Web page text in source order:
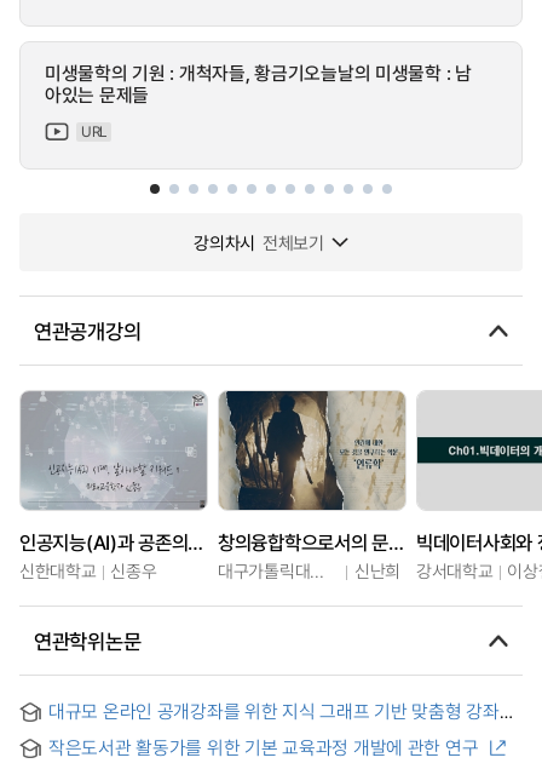
미생물학의 기원 : 개척자들, 황금기오늘날의 미생물학 : 남
아있는 문제들
URL
강의차시 전체보기
연관공개강의
인공지능(AI)과 공존의 시대, 알아야할 키워드
신한대학교 신종우
창의융합학으로서의 문화인류학
대구가톨릭대학교 신난희
빅데이터사회와
강서대학교 이
연관학위논문
대규모 온라인 공개강좌를 위한 지식 그래프 기반 맞춤형 강좌
recommendation for MOOCs
작은도서관 활동가를 위한 기본 교육과정 개발에 관한 연구